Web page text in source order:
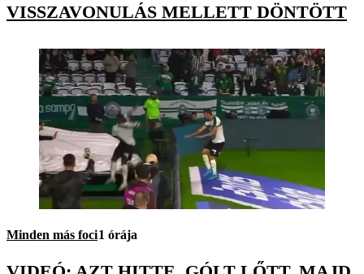
VISSZAVONULÁS MELLETT DÖNTÖTT
Minden más foci1 órája